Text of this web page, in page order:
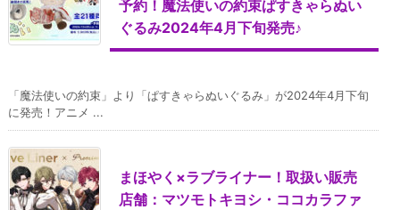
予約！魔法使いの約束ぱすきゃらぬい
ぐるみ2024年4月下旬発売♪
「魔法使いの約束」より「ぱすきゃらぬいぐるみ」が2024年4月下旬
に発売！アニメ ...
まほやく×ラブライナー！取扱い販売
店舗：マツモトキヨシ・ココカラファ